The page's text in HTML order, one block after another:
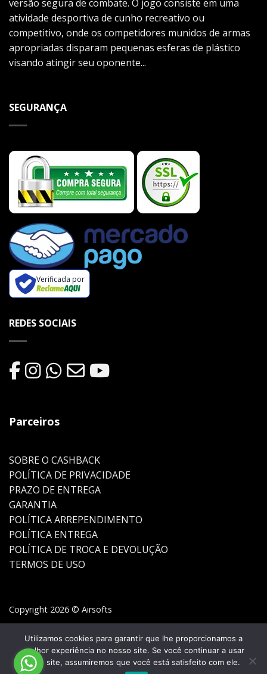
versão segura de combate. O jogo consiste em uma
atividade desportiva de cunho recreativo ou
competitivo, onde os competidores munidos de armas
apropriadas disparam pequenas esferas de plástico
visando atingir seu oponente...
SEGURANÇA
Verificada por
REDES SOCIAIS
Parceiros
SOBRE O CASHBACK
POLÍTICA DE PRIVACIDADE
PRAZO DE ENTREGA
GARANTIA
POLÍTICA ARREPENDIMENTO
POLÍTICA ENTREGA
POLÍTICA DE TROCA E DEVOLUÇÃO
TERMOS DE USO
Copyright 2026 © Airsofts
Utilizamos cookies para garantir que lhe proporcionamos a
melhor experiência no nosso site. Se você continuar a usar
este site, assumiremos que você está satisfeito com ele.